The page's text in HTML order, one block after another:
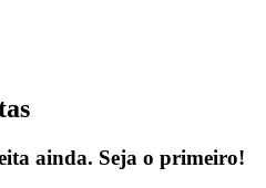
ainda. Seja o primeiro!